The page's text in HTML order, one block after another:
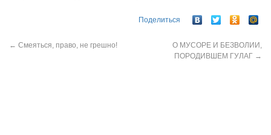
Поделиться
← Смеяться, право, не грешно!
О МУСОРЕ И БЕЗВОЛИИ,
ПОРОДИВШЕМ ГУЛАГ →